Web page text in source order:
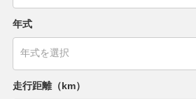
年式
走行距離（km）